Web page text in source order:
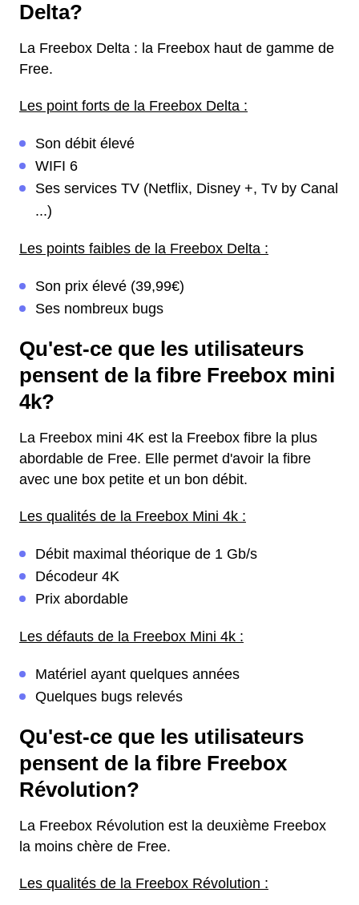
Delta?
La Freebox Delta : la Freebox haut de gamme de
Free.
Les point forts de la Freebox Delta :
Son débit élevé
WIFI 6
Ses services TV (Netflix, Disney +, Tv by Canal
...)
Les points faibles de la Freebox Delta :
Son prix élevé (39,99€)
Ses nombreux bugs
Qu'est-ce que les utilisateurs
pensent de la fibre Freebox mini
4k?
La Freebox mini 4K est la Freebox fibre la plus
abordable de Free. Elle permet d'avoir la fibre
avec une box petite et un bon débit.
Les qualités de la Freebox Mini 4k :
Débit maximal théorique de 1 Gb/s
Décodeur 4K
Prix abordable
Les défauts de la Freebox Mini 4k :
Matériel ayant quelques années
Quelques bugs relevés
Qu'est-ce que les utilisateurs
pensent de la fibre Freebox
Révolution?
La Freebox Révolution est la deuxième Freebox
la moins chère de Free.
Les qualités de la Freebox Révolution :